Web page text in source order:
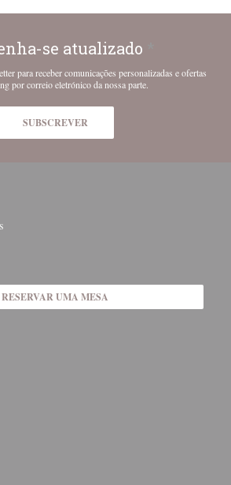
se atualizado
para receber comunicações personalizadas e ofertas
por correio eletrónico da nossa parte.
SUBSCREVER
numa nova janela))
RESERVAR UMA MESA
nova janela))
numa nova janela))